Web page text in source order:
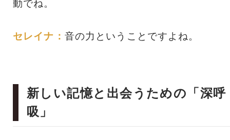
動でね。
セレイナ： 音の力ということですよね。
新しい記憶と出会うための「深呼
吸」